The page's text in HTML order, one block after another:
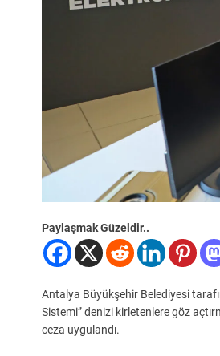
Paylaşmak Güzeldir..
Antalya Büyükşehir Belediyesi
Sistemi” denizi kirletenlere göz
ceza uygulandı.